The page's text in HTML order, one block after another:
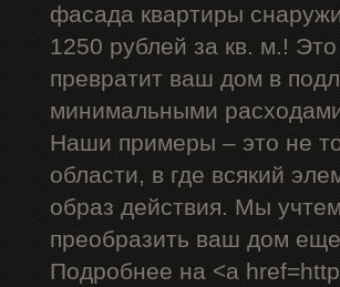
фасада квартиры
1250 рублей за кв. м.!
превратит ваш дом в
минимальными
Наши примеры – это не
области, в где всякий
образ действия. Мы
преобразить ваш дом
Подробнее на <a